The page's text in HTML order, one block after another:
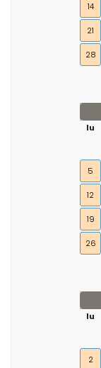
14
21
28
lu
5
12
19
26
lu
2